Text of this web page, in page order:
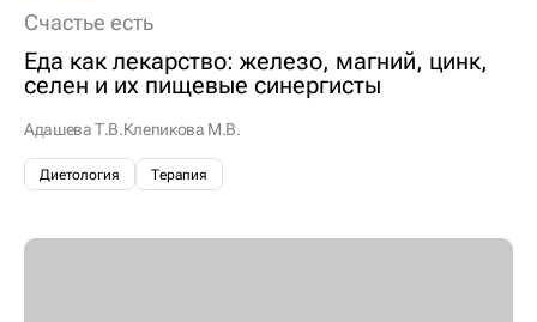
Счастье есть
Еда как лекарство: железо, магний, цинк,
селен и их пищевые синергисты
Адашева Т.В.Клепикова М.В.
Диетология Терапия